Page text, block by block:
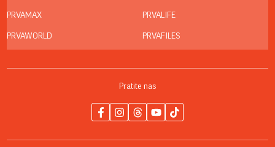
PRVAMAX
PRVAWORLD
PRVALIFE
PRVAFILES
Pratite nas